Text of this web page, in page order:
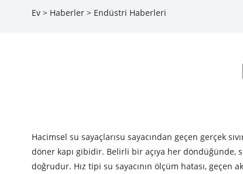
Ev > Haberler> Endüstri Haberleri
Hacimsel su sayaçlarısu sayacından geçen gerçek
döner kapı gibidir. Belirli bir açıya her döndüğünde,
doğrudur. Hız tipi su sayacının ölçüm hatası, geçen